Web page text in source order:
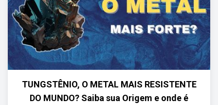
TUNGSTÊNIO, O METAL MAIS RESISTENTE
DO MUNDO? Saiba sua Origem e onde é